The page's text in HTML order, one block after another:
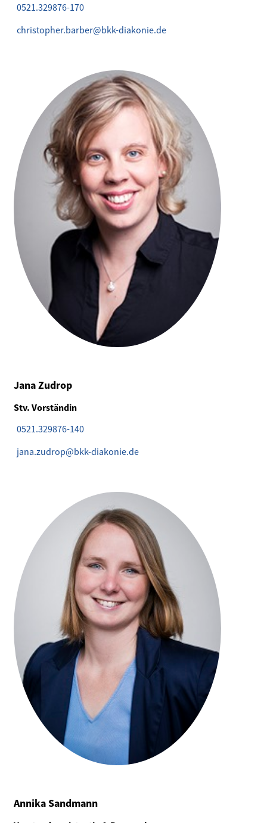
0521.329876-170
christopher.barber@bkk-diakonie.de
Jana Zudrop
Stv. Vorständin
0521.329876-140
jana.zudrop@bkk-diakonie.de
Annika Sandmann